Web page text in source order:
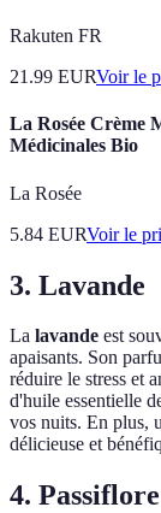
Rakuten FR
21.99 EURVoir le
La Rosée Crème
Médicinales Bio
La Rosée
5.84 EURVoir le
3. Lavande
La lavande est
apaisants. Son
réduire le stress et
d'huile essentielle
vos nuits. En plus,
délicieuse et
4. Passiflore